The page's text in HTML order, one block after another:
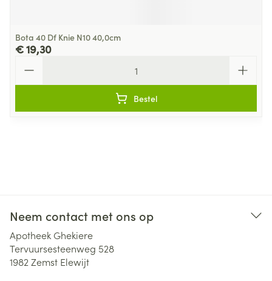
Bota 40 Df Knie N10 40,0cm
€ 19,30
Bestel
Neem contact met ons op
Apotheek Ghekiere
Tervuursesteenweg 528
1982 Zemst Elewijt